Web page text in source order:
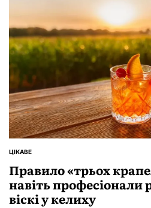
ОПУБЛІКУВАТИ
ЦІКАВЕ
Правило «трьох
навіть професіонали
віскі у келиху